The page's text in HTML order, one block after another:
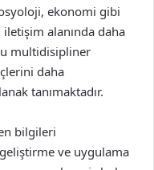
ekonomi gibi
alanında daha
multidisipliner
daha
tanımaktadır.
bilgileri
ve uygulama